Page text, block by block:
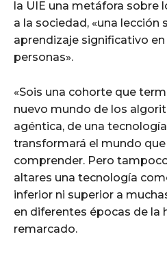
la UIE una metáfora sobre
a la sociedad, «una lección
aprendizaje significativo en
personas».
«Sois una cohorte que
nuevo mundo de los
agéntica, de una
transformará el mundo
comprender. Pero
altares una tecnología
inferior ni superior a
en diferentes épocas de la
remarcado.